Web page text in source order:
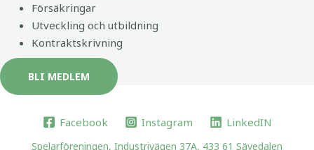
Försäkringar
Utveckling och utbildning
Kontraktskrivning
BLI MEDLEM
Facebook Instagram LinkedIN
Spelarföreningen, Industrivägen 37A, 433 61 Sävedalen